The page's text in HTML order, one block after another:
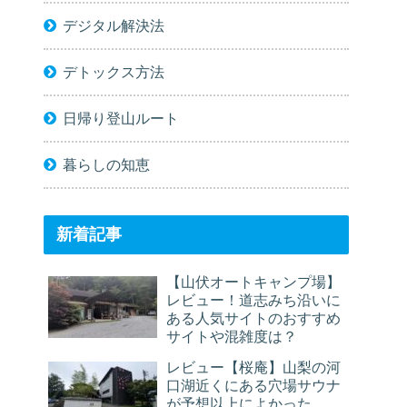
デジタル解決法
デトックス方法
日帰り登山ルート
暮らしの知恵
新着記事
【山伏オートキャンプ場】
レビュー！道志みち沿いに
ある人気サイトのおすすめ
サイトや混雑度は？
レビュー【桜庵】山梨の河
口湖近くにある穴場サウナ
が予想以上によかった